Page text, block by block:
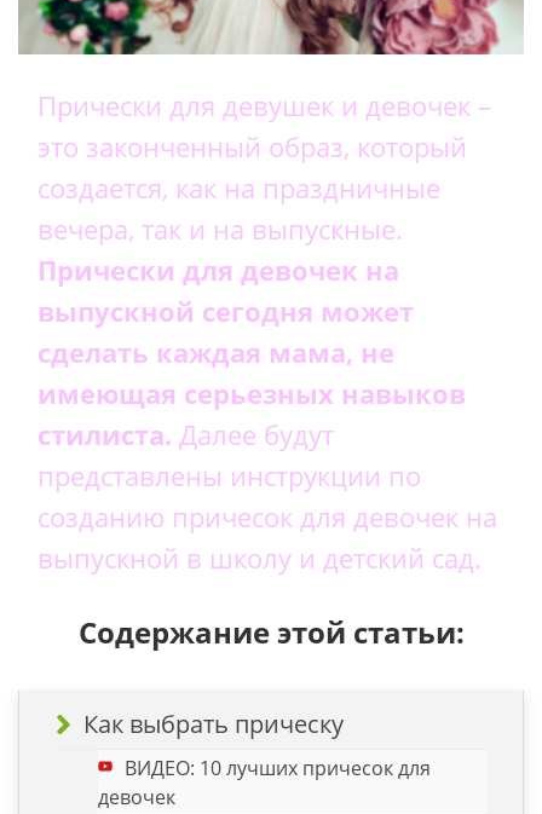
Прически для девушек и девочек –
это законченный образ, который
создается, как на праздничные
вечера, так и на выпускные.
Прически для девочек на
выпускной сегодня может
сделать каждая мама, не
имеющая серьезных навыков
стилиста. Далее будут
представлены инструкции по
созданию причесок для девочек на
выпускной в школу и детский сад.
Содержание этой статьи:
Как выбрать прическу
ВИДЕО: 10 лучших причесок для
девочек